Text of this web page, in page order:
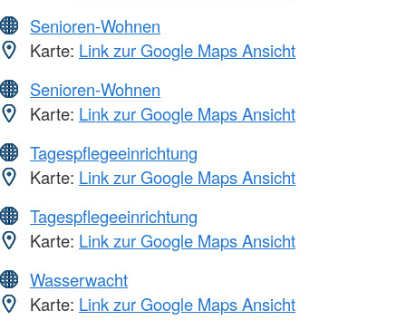
Senioren-Wohnen
Karte: Link zur Google Maps Ansicht
Senioren-Wohnen
Karte: Link zur Google Maps Ansicht
Tagespflegeeinrichtung
Karte: Link zur Google Maps Ansicht
Tagespflegeeinrichtung
Karte: Link zur Google Maps Ansicht
Wasserwacht
Karte: Link zur Google Maps Ansicht